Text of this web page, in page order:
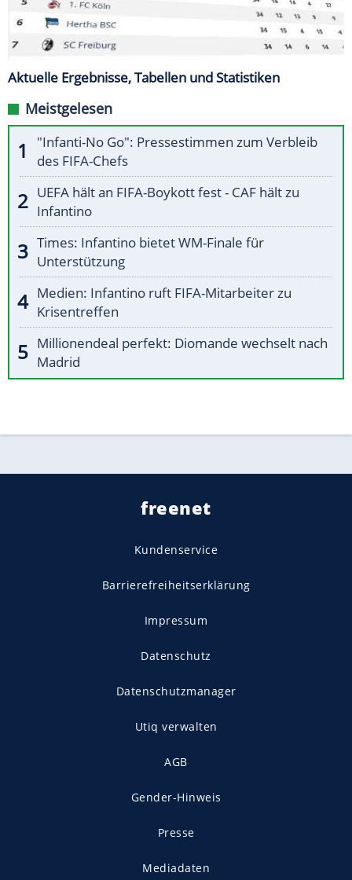
Aktuelle Ergebnisse, Tabellen und Statistiken
Meistgelesen
"Infanti-No Go": Pressestimmen zum Verbleib
des FIFA-Chefs
UEFA hält an FIFA-Boykott fest - CAF hält zu
Infantino
Times: Infantino bietet WM-Finale für
Unterstützung
Medien: Infantino ruft FIFA-Mitarbeiter zu
Krisentreffen
Millionendeal perfekt: Diomande wechselt nach
Madrid
freenet
Kundenservice
Barrierefreiheitserklärung
Impressum
Datenschutz
Datenschutzmanager
Utiq verwalten
AGB
Gender-Hinweis
Presse
Mediadaten